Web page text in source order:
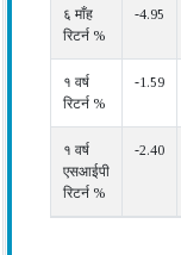
६ माँह
रिटर्न %
-4.95
१ वर्ष
रिटर्न %
-1.59
१ वर्ष
एसआईपी
रिटर्न %
-2.40